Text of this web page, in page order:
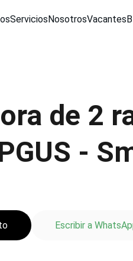
ServiciosNosotrosVacantes
de 2
-
Escribir a